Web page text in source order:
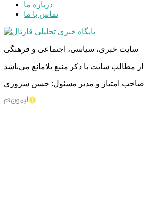
درباره ما
تماس با ما
سایت خبری، سیاسی، اجتماعی و فرهنگی
صاحب امتیاز و مدیر مسئول: حسن سروری